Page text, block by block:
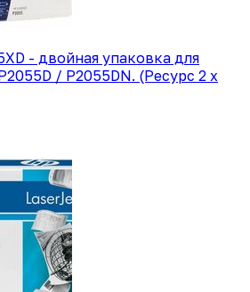
- двойная упаковка для
/ P2055DN. (Ресурс 2 x